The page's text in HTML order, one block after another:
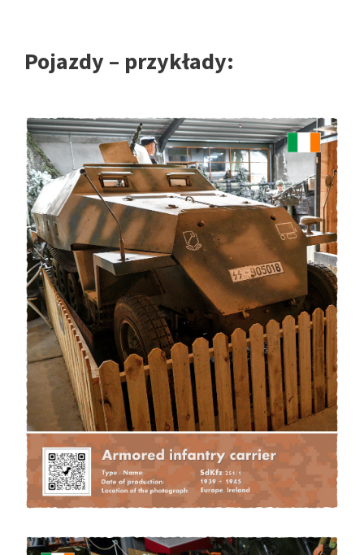
Pojazdy – przykłady: